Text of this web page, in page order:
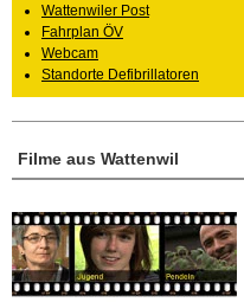
Filme aus Wattenwil
Wattenwiler Post
Fahrplan ÖV
Webcam
Standorte Defibrillatoren